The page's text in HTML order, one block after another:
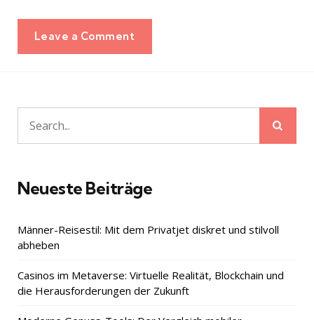
Leave a Comment
Search
for:
Neueste Beiträge
Männer-Reisestil: Mit dem Privatjet diskret und stilvoll
abheben
Casinos im Metaverse: Virtuelle Realität, Blockchain und
die Herausforderungen der Zukunft